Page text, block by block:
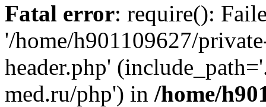
Fatal error: require():
'/home/h901109627/
header.php'
med.ru/php') in /home/